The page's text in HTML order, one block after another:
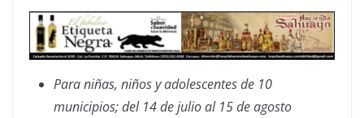
Para niñas, niños y adolescentes de 10
municipios; del 14 de julio al 15 de agosto